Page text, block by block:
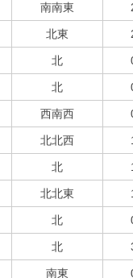
南南東
北東
北
北
西南西
北北西
北
北北東
北
北
南東